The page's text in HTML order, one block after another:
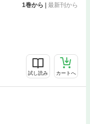
1巻から 最新刊から
試し読み カートへ